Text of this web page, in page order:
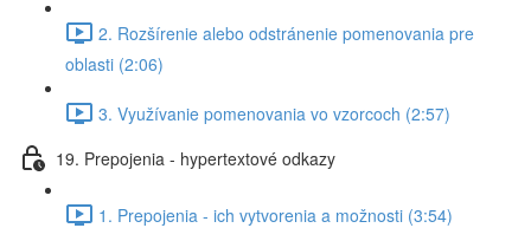
2. Rozšírenie alebo odstránenie pomenovania pre
oblasti (2:06)
3. Využívanie pomenovania vo vzorcoch (2:57)
19. Prepojenia - hypertextové odkazy
1. Prepojenia - ich vytvorenia a možnosti (3:54)